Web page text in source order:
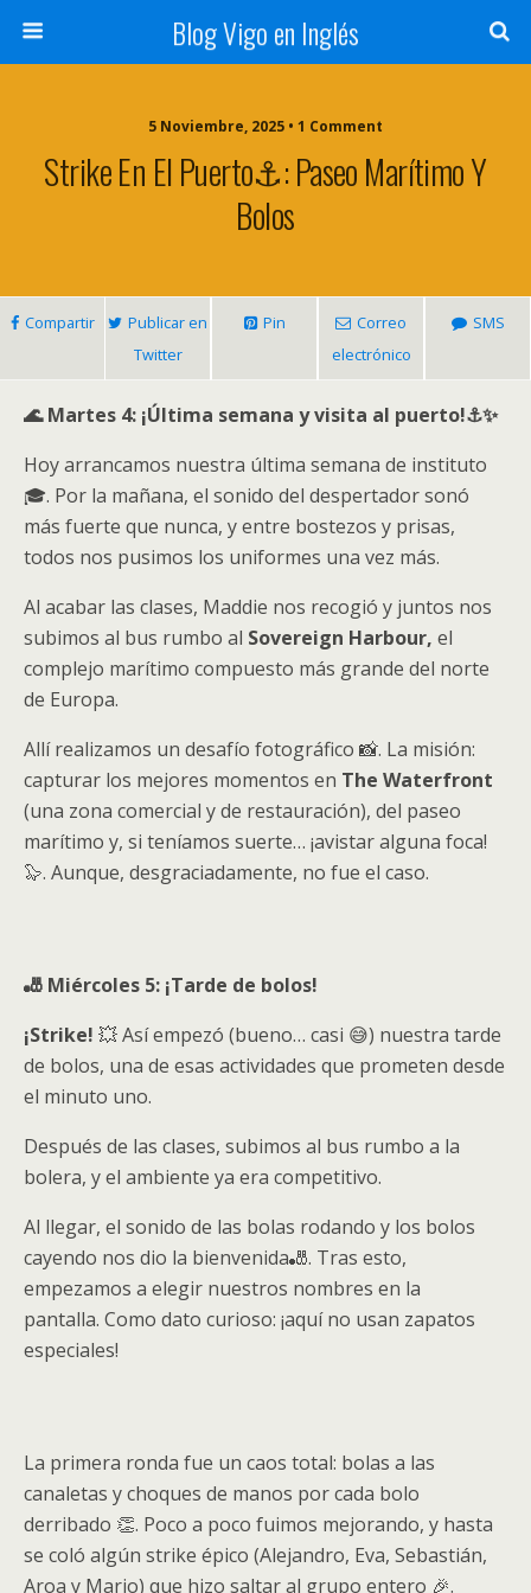
Blog Vigo en Inglés
5 Noviembre, 2025 • 1 Comment
Strike En El Puerto⚓: Paseo Marítimo Y
Bolos
Compartir
Publicar en
Twitter
Pin
Correo
electrónico
SMS
🌊 Martes 4: ¡Última semana y visita al puerto!⚓✨
Hoy arrancamos nuestra última semana de instituto
🎓. Por la mañana, el sonido del despertador sonó
más fuerte que nunca, y entre bostezos y prisas,
todos nos pusimos los uniformes una vez más.
Al acabar las clases, Maddie nos recogió y juntos nos
subimos al bus rumbo al Sovereign Harbour, el
complejo marítimo compuesto más grande del norte
de Europa.
Allí realizamos un desafío fotográfico 📸. La misión:
capturar los mejores momentos en The Waterfront
(una zona comercial y de restauración), del paseo
marítimo y, si teníamos suerte… ¡avistar alguna foca!
🦭. Aunque, desgraciadamente, no fue el caso.
🎳 Miércoles 5: ¡Tarde de bolos!
¡Strike! 💥 Así empezó (bueno… casi 😅) nuestra tarde
de bolos, una de esas actividades que prometen desde
el minuto uno.
Después de las clases, subimos al bus rumbo a la
bolera, y el ambiente ya era competitivo.
Al llegar, el sonido de las bolas rodando y los bolos
cayendo nos dio la bienvenida🎳. Tras esto,
empezamos a elegir nuestros nombres en la
pantalla. Como dato curioso: ¡aquí no usan zapatos
especiales!
La primera ronda fue un caos total: bolas a las
canaletas y choques de manos por cada bolo
derribado 👏. Poco a poco fuimos mejorando, y hasta
se coló algún strike épico (Alejandro, Eva, Sebastián,
Aroa y Mario) que hizo saltar al grupo entero 🎉.